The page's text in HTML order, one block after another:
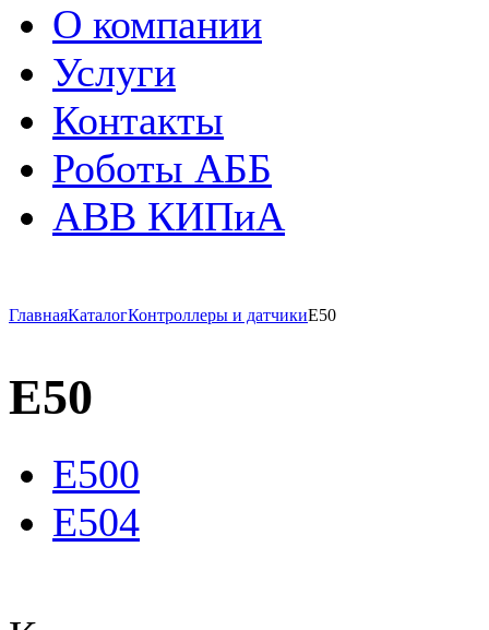
О компании
Услуги
Контакты
Роботы АББ
ABB КИПиА
ГлавнаяКаталогКонтроллеры и датчикиE50
E50
E500
E504